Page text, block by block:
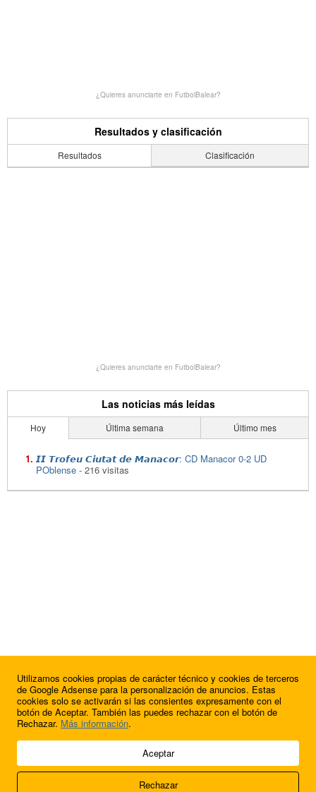
¿Quieres anunciarte en FutbolBalear?
Resultados y clasificación
Resultados Clasificación
¿Quieres anunciarte en FutbolBalear?
Las noticias más leídas
Hoy Última semana Último mes
𝙄𝙄 𝙏𝙧𝙤𝙛𝙚𝙪 𝘾𝙞𝙪𝙩𝙖𝙩 𝙙𝙚 𝙈𝙖𝙣𝙖𝙘𝙤𝙧: CD Manacor 0-2 UD
POblense - 216 visitas
© 2009 - 2026 Soluciones Corporativas IP, SL.
Acerca de nosotros
Utilizamos cookies propias de carácter técnico y cookies de terceros
de Google Adsense para la personalización de anuncios. Estas
cookies solo se activarán si las consientes expresamente con el
botón de Aceptar. También las puedes rechazar con el botón de
Rechazar. Más información.
Aceptar
Rechazar